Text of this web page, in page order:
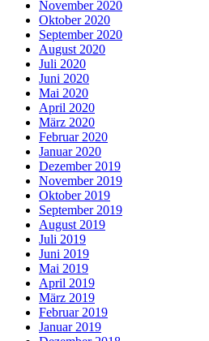
November 2020
Oktober 2020
September 2020
August 2020
Juli 2020
Juni 2020
Mai 2020
April 2020
März 2020
Februar 2020
Januar 2020
Dezember 2019
November 2019
Oktober 2019
September 2019
August 2019
Juli 2019
Juni 2019
Mai 2019
April 2019
März 2019
Februar 2019
Januar 2019